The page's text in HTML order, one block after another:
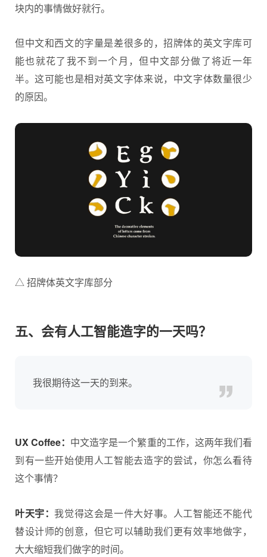
块内的事情做好就行。
但中文和西文的字量是差很多的，招牌体的英文字库可
能也就花了我不到一个月，但中文部分做了将近一年
半。这可能也是相对英文字体来说，中文字体数量很少
的原因。
△ 招牌体英文字库部分
五、会有人工智能造字的一天吗？
我很期待这一天的到来。
UX Coffee： 中文造字是一个繁重的工作，这两年我们看
到有一些开始使用人工智能去造字的尝试，你怎么看待
这个事情？
叶天宇：我觉得这会是一件大好事。人工智能还不能代
替设计师的创意，但它可以辅助我们更有效率地做字，
大大缩短我们做字的时间。